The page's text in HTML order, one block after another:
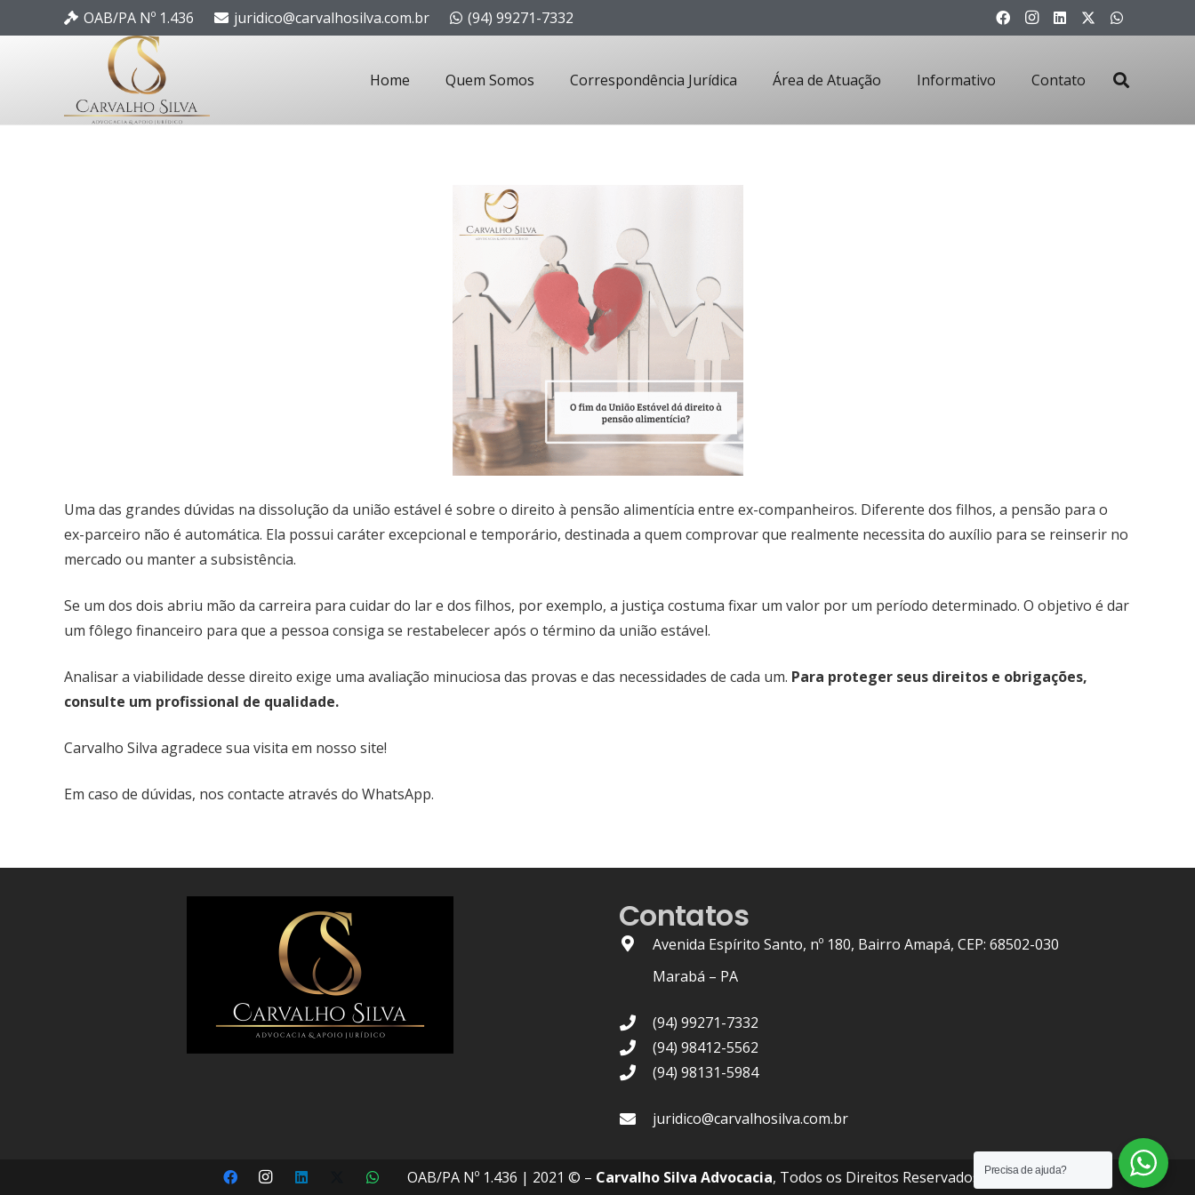
OAB/PA Nº 1.436 juridico@carvalhosilva.com.br (94) 99271-7332
Home Quem Somos Correspondência Jurídica Área de Atuação Informativo Contato
Uma das grandes dúvidas na dissolução da união estável é sobre o direito à pensão alimentícia entre ex-companheiros. Diferente dos filhos, a pensão para o
ex-parceiro não é automática. Ela possui caráter excepcional e temporário, destinada a quem comprovar que realmente necessita do auxílio para se reinserir no
mercado ou manter a subsistência.
Se um dos dois abriu mão da carreira para cuidar do lar e dos filhos, por exemplo, a justiça costuma fixar um valor por um período determinado. O objetivo é dar
um fôlego financeiro para que a pessoa consiga se restabelecer após o término da união estável.
Analisar a viabilidade desse direito exige uma avaliação minuciosa das provas e das necessidades de cada um. Para proteger seus direitos e obrigações,
consulte um profissional de qualidade.
Carvalho Silva agradece sua visita em nosso site!
Em caso de dúvidas, nos contacte através do WhatsApp.
Contatos
Avenida Espírito Santo, nº 180, Bairro Amapá, CEP: 68502-030
Marabá – PA
(94) 99271-7332
(94) 98412-5562
(94) 98131-5984
juridico@carvalhosilva.com.br
OAB/PA Nº 1.436 | 2021 © – Carvalho Silva Advocacia, Todos os Direitos Reservados. Precisa de ajuda?